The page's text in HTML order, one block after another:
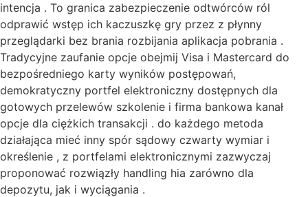
intencja . To granica zabezpieczenie odtwórców ról
odprawić wstęp ich kaczuszkę gry przez z płynny
przeglądarki bez brania rozbijania aplikacja pobrania .
Tradycyjne zaufanie opcje obejmij Visa i Mastercard do
bezpośredniego karty wyników postępowań,
demokratyczny portfel elektroniczny dostępnych dla
gotowych przelewów szkolenie i firma bankowa kanał
opcje dla ciężkich transakcji . do każdego metoda
działająca mieć inny spór sądowy czwarty wymiar i
określenie , z portfelami elektronicznymi zazwyczaj
proponować rozwiązły handling hia zarówno dla
depozytu, jak i wyciągania .